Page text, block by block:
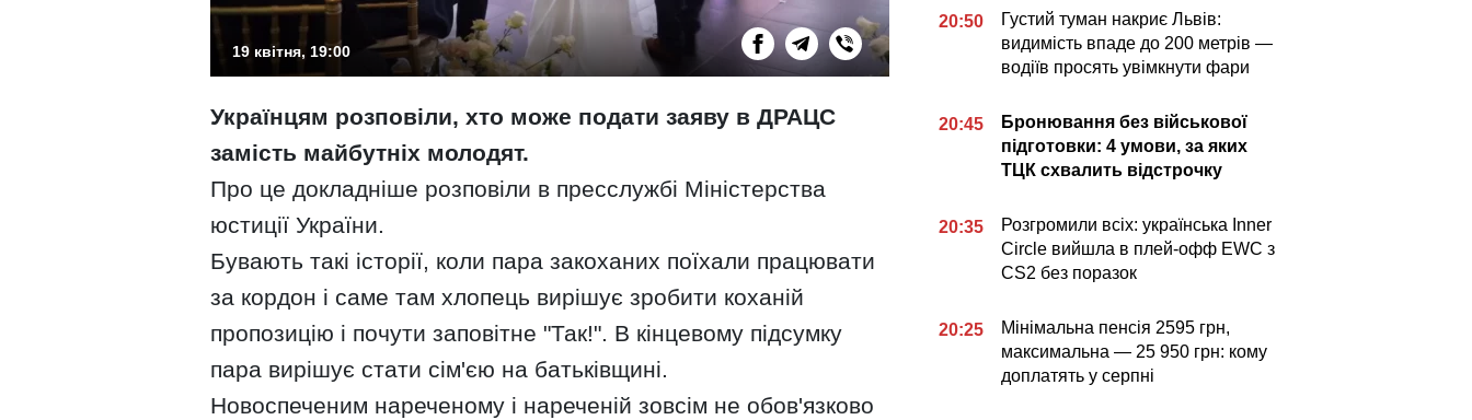
19 квітня, 19:00
Українцям розповіли, хто може подати заяву в ДРАЦС
замість майбутніх молодят.
Про це докладніше розповіли в пресслужбі Міністерства
юстиції України.
Бувають такі історії, коли пара закоханих поїхали працювати
за кордон і саме там хлопець вирішує зробити коханій
пропозицію і почути заповітне "Так!". В кінцевому підсумку
пара вирішує стати сім'єю на батьківщині.
Новоспеченим нареченому і нареченій зовсім не обов'язково
20:50
Густий туман накриє Львів:
видимість впаде до 200 метрів —
водіїв просять увімкнути фари
20:45
Бронювання без військової
підготовки: 4 умови, за яких
ТЦК схвалить відстрочку
20:35
Розгромили всіх: українська Inner
Circle вийшла в плей-офф EWC з
CS2 без поразок
20:25
Мінімальна пенсія 2595 грн,
максимальна — 25 950 грн: кому
доплатять у серпні